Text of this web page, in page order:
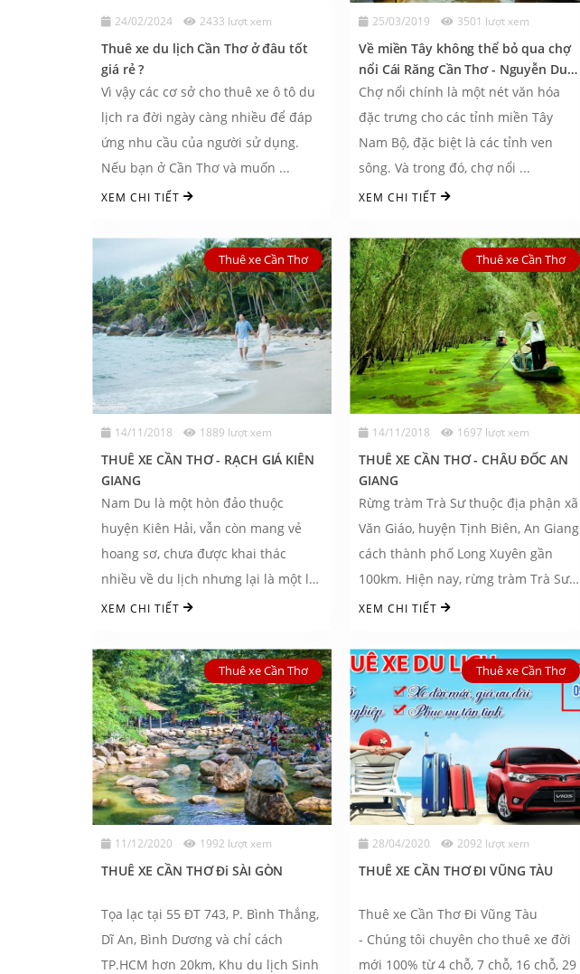
24/02/2024 2433 lượt xem
Thuê xe du lịch Cần Thơ ở đâu tốt
giá rẻ ?
Vì vậy các cơ sở cho thuê xe ô tô du
lịch ra đời ngày càng nhiều để đáp
ứng nhu cầu của người sử dụng.
Nếu bạn ở Cần Thơ và muốn ...
XEM CHI TIẾT
25/03/2019 3501 lượt xem
Về miền Tây không thể bỏ qua chợ
nổi Cái Răng Cần Thơ - Nguyễn Duy
Travel
Chợ nổi chính là một nét văn hóa
đặc trưng cho các tỉnh miền Tây
Nam Bộ, đặc biệt là các tỉnh ven
sông. Và trong đó, chợ nổi ...
XEM CHI TIẾT
Thuê xe Cần Thơ
14/11/2018 1889 lượt xem
THUÊ XE CẦN THƠ - RẠCH GIÁ KIÊN
GIANG
Nam Du là một hòn đảo thuộc
huyện Kiên Hải, vẫn còn mang vẻ
hoang sơ, chưa được khai thác
nhiều về du lịch nhưng lại là một lợi
thế cực kỳ thú ...
XEM CHI TIẾT
Thuê xe Cần Thơ
14/11/2018 1697 lượt xem
THUÊ XE CẦN THƠ - CHÂU ĐỐC AN
GIANG
Rừng tràm Trà Sư thuộc địa phận xã
Văn Giáo, huyện Tịnh Biên, An Giang
cách thành phố Long Xuyên gần
100km. Hiện nay, rừng tràm Trà Sư
...
XEM CHI TIẾT
Thuê xe Cần Thơ
11/12/2020 1992 lượt xem
THUÊ XE CẦN THƠ Đi SÀI GÒN
Tọa lạc tại 55 ĐT 743, P. Bình Thắng,
Dĩ An, Bình Dương và chỉ cách
TP.HCM hơn 20km, Khu du lịch Sinh
Thuê xe Cần Thơ
28/04/2020 2092 lượt xem
THUÊ XE CẦN THƠ ĐI VŨNG TÀU
Thuê xe Cần Thơ Đi Vũng Tàu
- Chúng tôi chuyên cho thuê xe đời
mới 100% từ 4 chỗ, 7 chỗ, 16 chỗ, 29